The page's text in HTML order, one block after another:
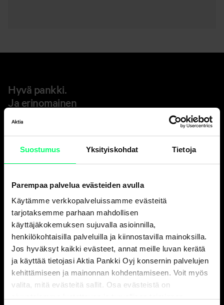
Suostumus Yksityiskohdat Tietoja
Parempaa palvelua evästeiden avulla
Käytämme verkkopalveluissamme evästeitä
tarjotaksemme parhaan mahdollisen
käyttäjäkokemuksen sujuvalla asioinnilla,
henkilökohtaisilla palveluilla ja kiinnostavilla mainoksilla.
Jos hyväksyt kaikki evästeet, annat meille luvan kerätä
ja käyttää tietojasi Aktia Pankki Oyj konsernin palvelujen
kehittämiseen ja mainonnan kohdentamiseen. Voit myös
valita, mitä evästeitä sallit. Osa evästeistä on
Hyvä pankki.
Ja erinomainen
ark. 8-18
010 247 010
Yritysasiakkaat
ark. 9-16
010 247 6700
Vakuutusasiat, Aktia Henkivakuutus Oy
ark. 9-15
010 247 8300